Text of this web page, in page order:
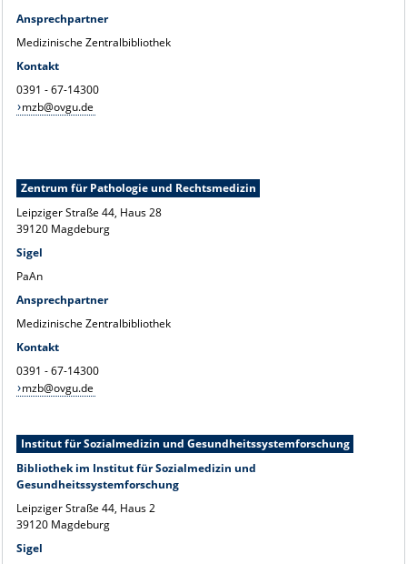
Ansprechpartner
Medizinische Zentralbibliothek
Kontakt
0391 - 67-14300
mzb@ovgu.de
Zentrum für Pathologie und Rechtsmedizin
Leipziger Straße 44, Haus 28
39120 Magdeburg
Sigel
PaAn
Ansprechpartner
Medizinische Zentralbibliothek
Kontakt
0391 - 67-14300
mzb@ovgu.de
Institut für Sozialmedizin und Gesundheitssystemforschung
Bibliothek im Institut für Sozialmedizin und
Gesundheitssystemforschung
Leipziger Straße 44, Haus 2
39120 Magdeburg
Sigel